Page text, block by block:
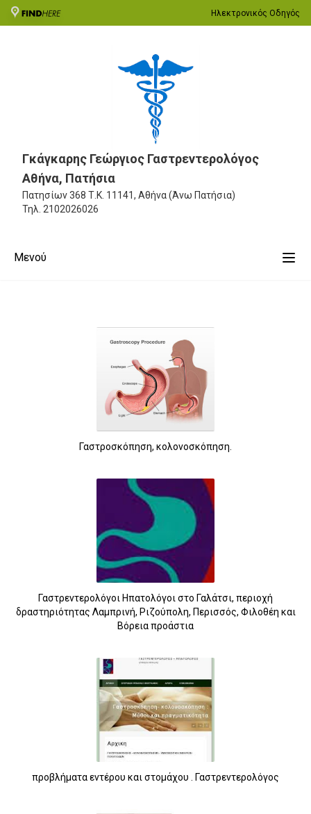
Ηλεκτρονικός Οδηγός
Γκάγκαρης Γεώργιος Γαστρεντερολόγος
Αθήνα, Πατήσια
Πατησίων 368 Τ.Κ. 11141, Αθήνα (Άνω Πατήσια)
Τηλ. 2102026026
Μενού
Γαστροσκόπηση, κολονοσκόπηση.
Γαστρεντερολόγοι Ηπατολόγοι στο Γαλάτσι, περιοχή
δραστηριότητας Λαμπρινή, Ριζούπολη, Περισσός, Φιλοθέη και
Βόρεια προάστια
προβλήματα εντέρου και στομάχου . Γαστρεντερολόγος